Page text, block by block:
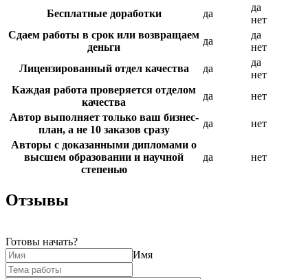
Бесплатные доработки
да
да
нет
Сдаем работы в срок или возвращаем
деньги
да
да
нет
Лицензированный отдел качества
да
да
нет
Каждая работа проверяется отделом
качества
да
нет
Автор выполняет только ваш бизнес-
план, а не 10 заказов сразу
да
нет
Авторы с доказанными дипломами о
высшем образовании и научной
степенью
да нет
Отзывы
Готовы начать?
Имя